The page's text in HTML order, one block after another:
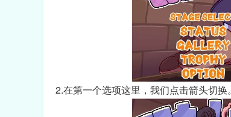
2.在第一个选项这里，我们点击箭头切换。